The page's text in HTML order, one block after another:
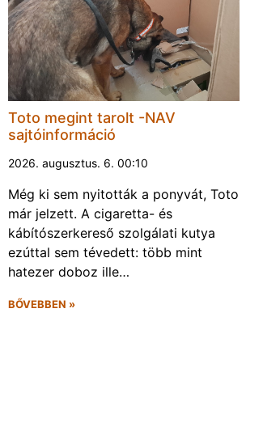
Toto megint tarolt -NAV
sajtóinformáció
2026. augusztus. 6. 00:10
Még ki sem nyitották a ponyvát, Toto
már jelzett. A cigaretta- és
kábítószerkereső szolgálati kutya
ezúttal sem tévedett: több mint
hatezer doboz ille…
BŐVEBBEN »